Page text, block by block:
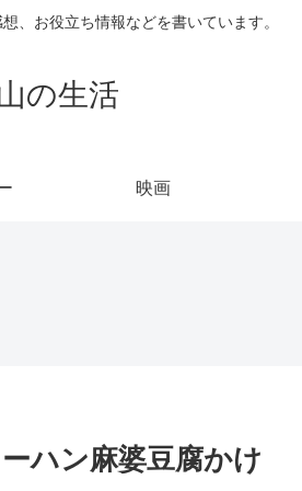
、お役立ち情報などを書いています。
の生活
映画
ハン麻婆豆腐かけ